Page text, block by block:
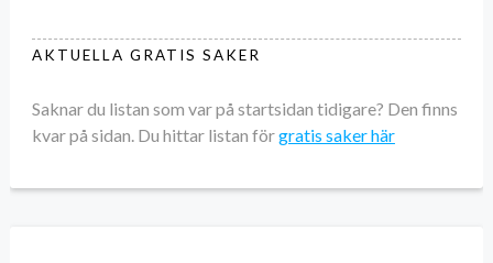
AKTUELLA GRATIS SAKER
Saknar du listan som var på startsidan tidigare? Den finns
kvar på sidan. Du hittar listan förgratis saker här